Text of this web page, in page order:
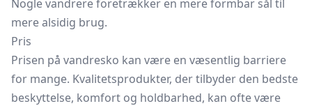
Nogle vandrere foretrækker en mere formbar sål til
mere alsidig brug.
Pris
Prisen på vandresko kan være en væsentlig barriere
for mange. Kvalitetsprodukter, der tilbyder den bedste
beskyttelse, komfort og holdbarhed, kan ofte være